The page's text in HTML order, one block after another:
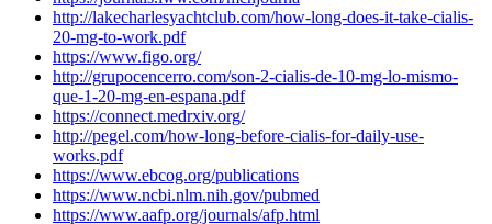
http://lakecharlesyachtclub.com/how-long-does-it-take-cialis-
20-mg-to-work.pdf
https://www.figo.org/
http://grupocencerro.com/son-2-cialis-de-10-mg-lo-mismo-
que-1-20-mg-en-espana.pdf
https://connect.medrxiv.org/
http://pegel.com/how-long-before-cialis-for-daily-use-
works.pdf
https://www.ebcog.org/publications
https://www.ncbi.nlm.nih.gov/pubmed
https://www.aafp.org/journals/afp.html